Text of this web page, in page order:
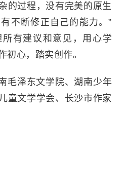
的过程，没有完美的原生
不断修正自己的能力。”
有建议和意见，用心学
初心，踏实创作。
毛泽东文学院、湖南少年
童文学学会、长沙市作家